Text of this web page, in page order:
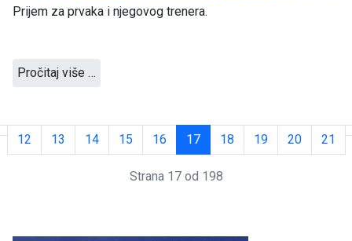
Prijem za prvaka i njegovog trenera.
Pročitaj više …
12 13 14 15 16 17 18 19 20 21
Strana 17 od 198